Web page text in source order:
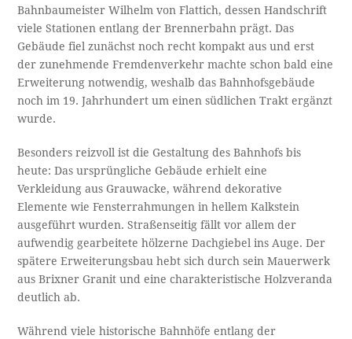
Bahnbaumeister Wilhelm von Flattich, dessen Handschrift
viele Stationen entlang der Brennerbahn prägt. Das
Gebäude fiel zunächst noch recht kompakt aus und erst
der zunehmende Fremdenverkehr machte schon bald eine
Erweiterung notwendig, weshalb das Bahnhofsgebäude
noch im 19. Jahrhundert um einen südlichen Trakt ergänzt
wurde.
Besonders reizvoll ist die Gestaltung des Bahnhofs bis
heute: Das ursprüngliche Gebäude erhielt eine
Verkleidung aus Grauwacke, während dekorative
Elemente wie Fensterrahmungen in hellem Kalkstein
ausgeführt wurden. Straßenseitig fällt vor allem der
aufwendig gearbeitete hölzerne Dachgiebel ins Auge. Der
spätere Erweiterungsbau hebt sich durch sein Mauerwerk
aus Brixner Granit und eine charakteristische Holzveranda
deutlich ab.
Während viele historische Bahnhöfe entlang der